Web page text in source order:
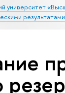
университет
результатами